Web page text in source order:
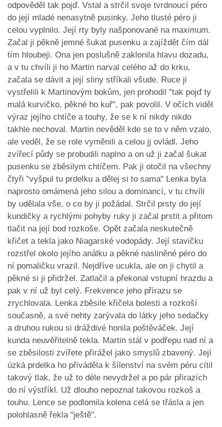
odpověděl tak pojď. Vstal a strčil svoje tvrdnoucí péro
do její mladé nenasytně pusinky. Jeho tlusté péro ji
celou vyplnilo. Její rty byly našponované na maximum.
Začal ji pěkně jemné šukat pusenku a zajíždět čím dál
tím hloubeji. Ona jen poslušně zaklonila hlavu dozadu,
a v tu chvíli ji ho Martin narval celého až do krku,
začala se dávit a její sliny stříkali všude. Ruce ji
vystřelili k Martinovým bokům, jen prohodil "tak pojď ty
malá kurvičko, pěkné ho kuř", pak povolil. V očích viděl
výraz jejího chtíče a touhy, že se k ní nikdy nikdo
takhle nechoval. Martin nevěděl kde se to v něm vzalo,
ale veděl, že se role vyměnili a celou jj ovládl. Jeho
zvířecí půdy se probudili naplno a on už ji začal šukat
pusenku se zběsilym chtíčem. Pak ji otočil na všechny
čtyři "vyšpul tu prdelku a dělej si to sama" Lenka byla
naprosto omámená jeho silou a dominancí, v tu chvíli
by udělala vše, o co by ji požádal. Strčil prsty do její
kundičky a rychlými pohyby ruky ji začal prstit a přitom
tlačit na její bod rozkoše. Opět začala neskutečně
křičet a tekla jako Niagarské vodopády. Její stavičku
rozstřel okolo jejího análku a pěkné nasliněné péro do
ní pomaličku vrazil. Nejdříve ucukla, ale on ji chytil a
pěkné si ji přidržel. Zatlačil a překonal vstupní hrazdu a
pak v ní už byl celý. Frekvence jeho přírazu se
zrychlovala. Lenka zběsile křičela bolesti a rozkoší
současně, a své nehty zarývala do látky jeho sedačky
a druhou rukou si dráždivé honila poštěváček. Její
kunda neuvěřitelně tekla. Martin stál v podřepu nad ní a
se zběsilosti zvířete přirážel jako smyslů zbavený. Její
úzká prdelka ho přiváděla k šílenství na svém péru cítil
takový tlak, že už to déle nevydržel a po pár přirazích
do ní výstříkl. Už dlouho nepoznal takovou rozkoš a
touhu. Lence se podlomila kolena celá se třásla a jen
polohlasně řekla "ještě".